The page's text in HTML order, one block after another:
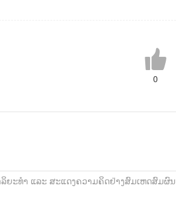
0
ລິຍະທໍາ ແລະ ສະແດງຄວາມຄິດຢ່າງສົມເຫດສົມຜົນ